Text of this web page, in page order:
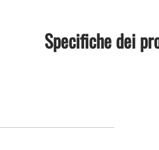
Specifiche dei